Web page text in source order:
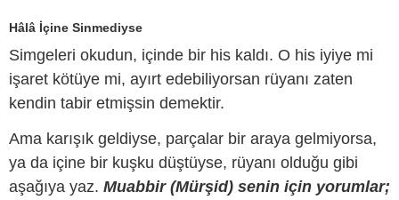
Hâlâ İçine Sinmediyse
Simgeleri okudun, içinde bir his kaldı. O his iyiye mi
işaret kötüye mi, ayırt edebiliyorsan rüyanı zaten
kendin tabir etmişsin demektir.
Ama karışık geldiyse, parçalar bir araya gelmiyorsa,
ya da içine bir kuşku düştüyse, rüyanı olduğu gibi
aşağıya yaz. Muabbir (Mürşid) senin için yorumlar;